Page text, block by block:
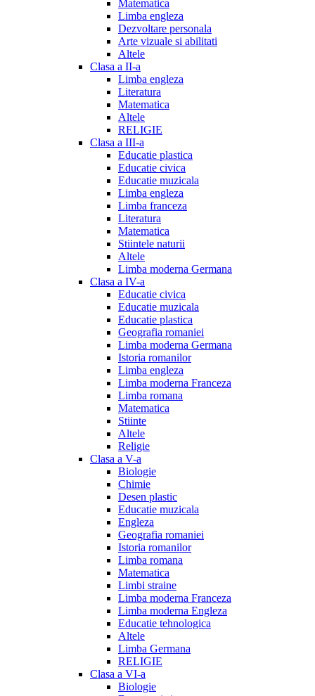
Matematica
Limba engleza
Dezvoltare personala
Arte vizuale si abilitati
Altele
Clasa a II-a
Limba engleza
Literatura
Matematica
Altele
RELIGIE
Clasa a III-a
Educatie plastica
Educatie civica
Educatie muzicala
Limba engleza
Limba franceza
Literatura
Matematica
Stiintele naturii
Altele
Limba moderna Germana
Clasa a IV-a
Educatie civica
Educatie muzicala
Educatie plastica
Geografia romaniei
Limba moderna Germana
Istoria romanilor
Limba engleza
Limba moderna Franceza
Limba romana
Matematica
Stiinte
Altele
Religie
Clasa a V-a
Biologie
Chimie
Desen plastic
Educatie muzicala
Engleza
Geografia romaniei
Istoria romanilor
Limba romana
Matematica
Limbi straine
Limba moderna Franceza
Limba moderna Engleza
Educatie tehnologica
Altele
Limba Germana
RELIGIE
Clasa a VI-a
Biologie